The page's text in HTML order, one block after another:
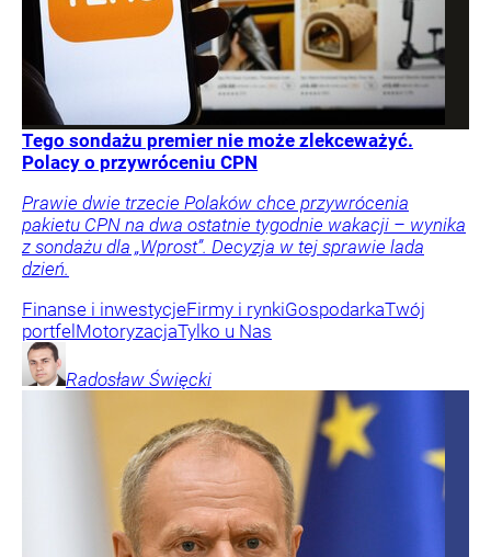
Tego sondażu premier nie może zlekceważyć.
Polacy o przywróceniu CPN
Prawie dwie trzecie Polaków chce przywrócenia
pakietu CPN na dwa ostatnie tygodnie wakacji – wynika
z sondażu dla „Wprost”. Decyzja w tej sprawie lada
dzień.
Finanse i inwestycjeFirmy i rynkiGospodarkaTwój
portfel MotoryzacjaTylko u Nas
Radosław Święcki